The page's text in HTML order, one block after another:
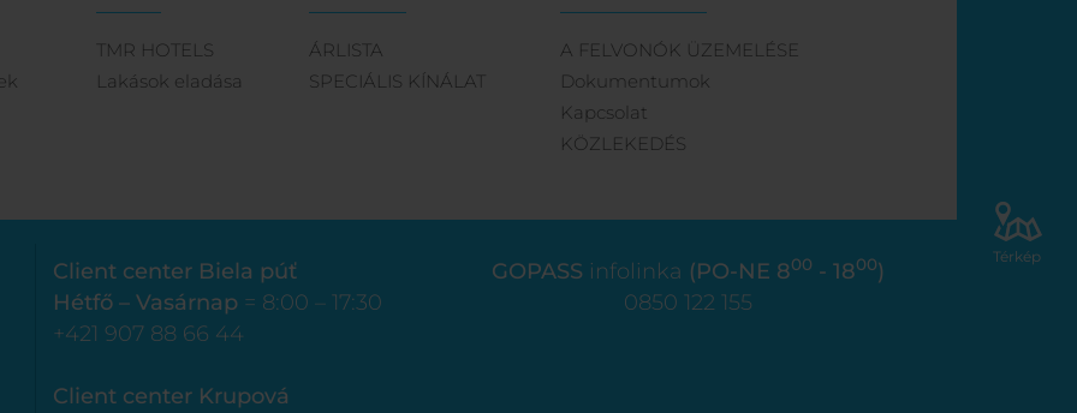
Térkép
TMR HOTELS
Lakások eladása
ÁRLISTA
SPECIÁLIS KÍNÁLAT
A FELVONÓK ÜZEMELÉSE
Dokumentumok
Kapcsolat
KÖZLEKEDÉS
Client center Biela púť
Hétfő – Vasárnap = 8:00 – 17:30
+421 907 88 66 44
Client center Krupová
GOPASS infolinka (PO-NE 800 - 1800)
0850 122 155